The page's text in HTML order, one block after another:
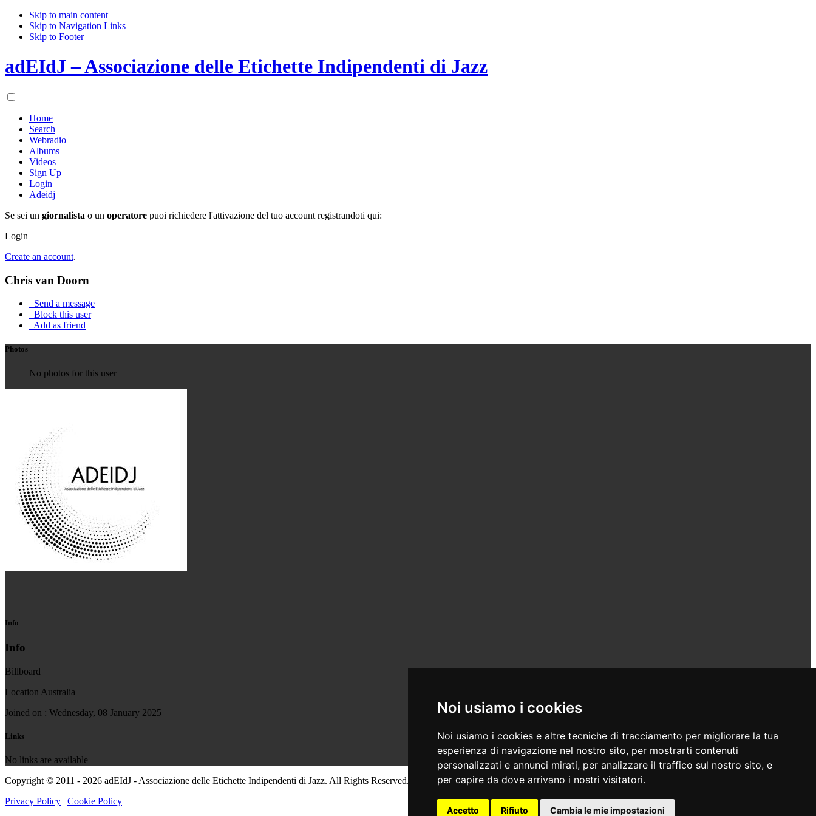
Noi usiamo i cookies
Noi usiamo i cookies e altre tecniche di tracciamento per migliorare la tua
esperienza di navigazione nel nostro sito, per mostrarti contenuti
personalizzati e annunci mirati, per analizzare il traffico sul nostro sito, e
per capire da dove arrivano i nostri visitatori.
Accetto Rifiuto Cambia le mie impostazioni
Skip to main content
Skip to Navigation Links
Skip to Footer
adEIdJ – Associazione delle Etichette Indipendenti di Jazz
Home
Search
Webradio
Albums
Videos
Sign Up
Login
Adeidj
Se sei un giornalista o un operatore puoi richiedere l'attivazione del tuo account registrandoti qui:
Login
Create an account.
Chris van Doorn
Send a message
Block this user
Add as friend
Photos
No photos for this user
Info
Info
Billboard
Location Australia
Joined on : Wednesday, 08 January 2025
Links
No links are available
Copyright © 2011 - 2026 adEIdJ - Associazione delle Etichette Indipendenti di Jazz. All Rights Reserved.
Privacy Policy | Cookie Policy